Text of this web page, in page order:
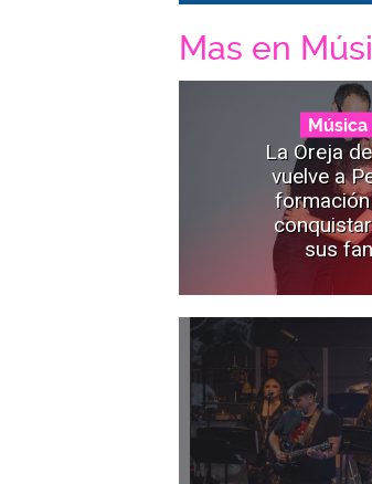
Mas en
La Oreja
vuelve a
sus